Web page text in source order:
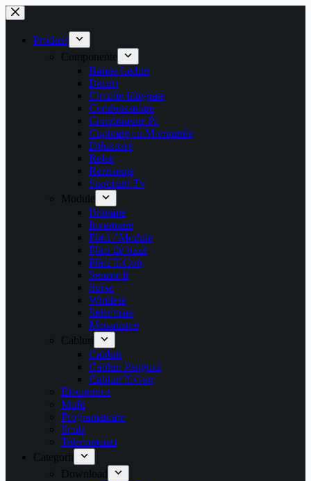
Sari
la
conținutProduse
Componente
Barete Leduri
Becuri
Circuite Integrate
Condensatoare
Componente Pc
Cuptoare cu Microunde
Difuzoare
Relee
Rezistențe
Suporturi Tv
Module
Butoane
Invertoare
Plăci / Module
Plăci de bază
Plăci T-Con
Senzor Ir
Surse
Wireless
Selectoare
Mecanisme
Cabluri
Cabluri
Cabluri Panglică
Cabluri T-Con
Electronice
Mufe
Programatoare
Scule
Telecomenzi
Categorii
Download